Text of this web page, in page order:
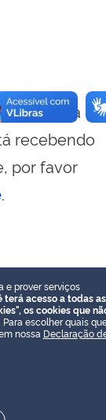
essa
recebendo
por favor
.
e prover serviços
terá acesso a todas as
os cookies que
Para escolher quais
nossa Declaração